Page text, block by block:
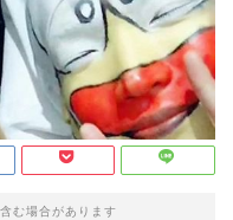
む場合があります